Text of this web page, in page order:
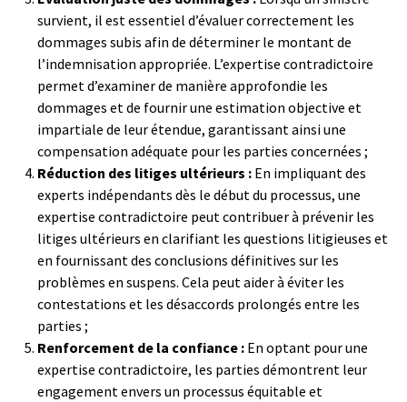
survient, il est essentiel d’évaluer correctement les
dommages subis afin de déterminer le montant de
l’indemnisation appropriée. L’expertise contradictoire
permet d’examiner de manière approfondie les
dommages et de fournir une estimation objective et
impartiale de leur étendue, garantissant ainsi une
compensation adéquate pour les parties concernées ;
Réduction des litiges ultérieurs :En impliquant des
experts indépendants dès le début du processus, une
expertise contradictoire peut contribuer à prévenir les
litiges ultérieurs en clarifiant les questions litigieuses et
en fournissant des conclusions définitives sur les
problèmes en suspens. Cela peut aider à éviter les
contestations et les désaccords prolongés entre les
parties ;
Renforcement de la confiance :En optant pour une
expertise contradictoire, les parties démontrent leur
engagement envers un processus équitable et